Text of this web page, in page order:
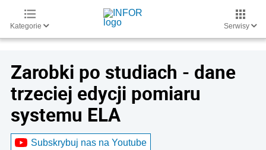
Kategorie Serwisy
Zarobki po studiach - dane
trzeciej edycji pomiaru
systemu ELA
Subskrybuj nas na Youtube